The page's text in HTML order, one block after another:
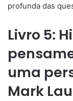
profunda das
Livro 5:
uma
Mark